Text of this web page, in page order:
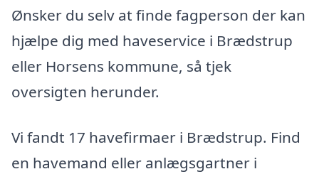
Ønsker du selv at finde fagperson der kan
hjælpe dig med haveservice i Brædstrup
eller Horsens kommune, så tjek
oversigten herunder.
Vi fandt 17 havefirmaer i Brædstrup. Find
en havemand eller anlægsgartner i